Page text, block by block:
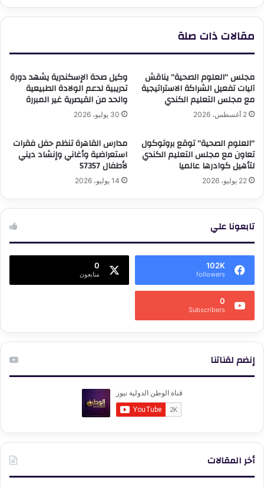
أدق
وأكثرها
تعقيدا
مقالات ذات صلة
مجلس “العلوم الصحية” يناقش
آليات تفعيل الشراكة الاستراتيجية
مع مجلس التعليم الكندي
2 أغسطس، 2026
وكيل صحة الإسكندرية يشهد دورة
تدريبية لدعم الولادة الطبيعية
والحد من القيصرية غير المبررة
30 يوليو، 2026
“العلوم الصحية” توقع بروتوكول
تعاون مع مجلس التعليم الكندي
لتأهيل كوادرها عالميا
22 يوليو، 2026
مدارس القاهرة تنظم حفل فقرات
استعراضية وأغاني وإنشاد ديني
لأطفال 57357
14 يوليو، 2026
تابعونا علي
102K
followers
0
متابعون
0
Subscribers
إنضم لقناتنا
أخر المقالات